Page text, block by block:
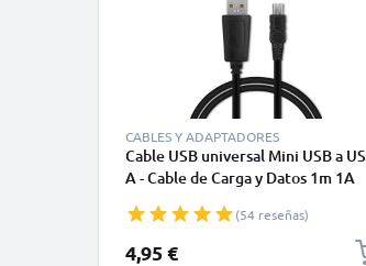
CABLES Y ADAPTADORES
Cable USB universal Mini USB a
A - Cable de Carga y Datos 1m 1A
(54 reseñas)
4,95 €